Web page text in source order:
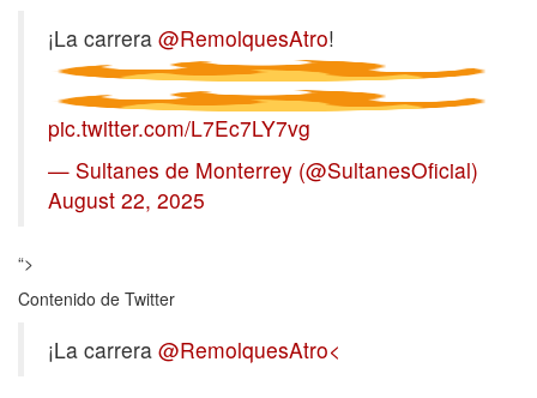
¡La carrera @RemolquesAtro!
pic.twitter.com/L7Ec7LY7vg
— Sultanes de Monterrey (@SultanesOficial)
August 22, 2025
“>
Contenido de Twitter
¡La carrera @RemolquesAtro<